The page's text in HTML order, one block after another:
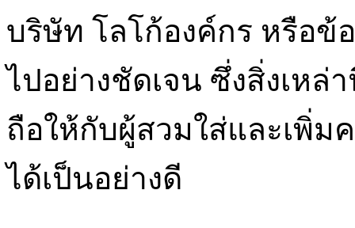
บริษัท โลโก้องค์กร หรือข้
ไปอย่างชัดเจน ซึ่งสิ่งเหล่
ถือให้กับผู้สวมใส่และเพิ่ม
ได้เป็นอย่างดี